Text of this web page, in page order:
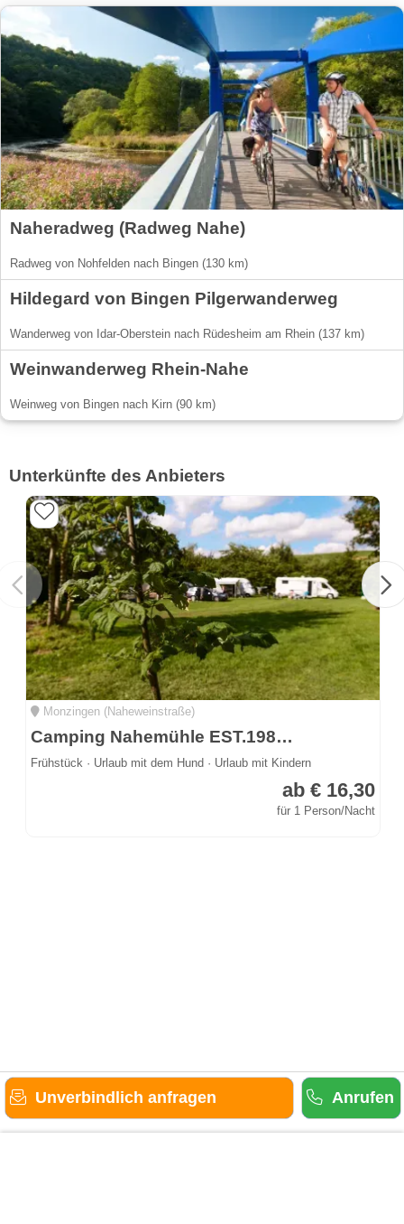
Naheradweg (Radweg Nahe)
Radweg von Nohfelden nach Bingen (130 km)
Hildegard von Bingen Pilgerwanderweg
Wanderweg von Idar-Oberstein nach Rüdesheim am Rhein (137 km)
Weinwanderweg Rhein-Nahe
Weinweg von Bingen nach Kirn (90 km)
Unterkünfte des Anbieters
Monzingen (Naheweinstraße)
Camping Nahemühle EST.1983 - Traditon meets Veränderung
Frühstück · Urlaub mit dem Hund · Urlaub mit Kindern
ab € 16,30
für 1 Person/Nacht
Unverbindlich anfragen Anrufen